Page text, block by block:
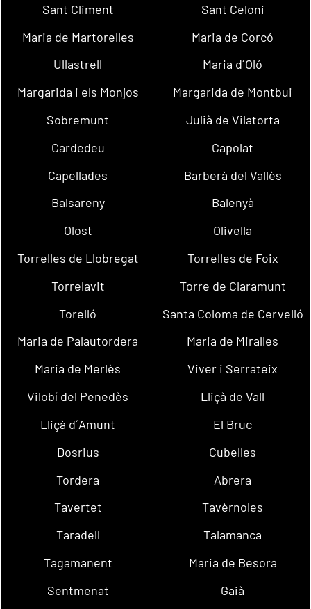
Sant Climent
Sant Celoni
Maria de Martorelles
Maria de Corcó
Ullastrell
Maria d´Oló
Margarida i els Monjos
Margarida de Montbui
Sobremunt
Julià de Vilatorta
Cardedeu
Capolat
Capellades
Barberà del Vallès
Balsareny
Balenyà
Olost
Olivella
Torrelles de Llobregat
Torrelles de Foix
Torrelavit
Torre de Claramunt
Torelló
Santa Coloma de Cervelló
Maria de Palautordera
Maria de Miralles
Maria de Merlès
Viver i Serrateix
Vilobí del Penedès
Lliçà de Vall
Lliçà d´Amunt
El Bruc
Dosrius
Cubelles
Tordera
Abrera
Tavertet
Tavèrnoles
Taradell
Talamanca
Tagamanent
Maria de Besora
Sentmenat
Gaià